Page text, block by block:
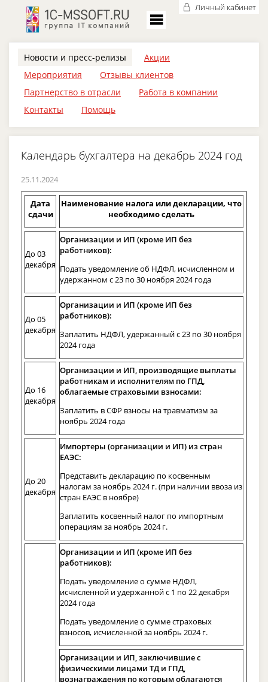
Личный кабинет
Новости и пресс-релизы
Акции
Мероприятия
Отзывы клиентов
Партнерство в отрасли
Работа в компании
Контакты
Помощь
Календарь бухгалтера на декабрь 2024 год
25.11.2024
Дата
сдачи
Наименование налога или декларации, что
необходимо сделать
До 03
декабря
Организации и ИП (кроме ИП без
работников):
Подать уведомление об НДФЛ, исчисленном и
удержанном с 23 по 30 ноября 2024 года
До 05
декабря
Организации и ИП (кроме ИП без
работников):
Заплатить НДФЛ, удержанный с 23 по 30 ноября
2024 года
До 16
декабря
Организации и ИП, производящие выплаты
работникам и исполнителям по ГПД,
облагаемые страховыми взносами:
Заплатить в СФР взносы на травматизм за
ноябрь 2024 года
До 20
декабря
Импортеры (организации и ИП) из стран
ЕАЭС:
Представить декларацию по косвенным
налогам за ноябрь 2024 г. (при наличии ввоза из
стран ЕАЭС в ноябре)
Заплатить косвенный налог по импортным
операциям за ноябрь 2024 г.
Организации и ИП (кроме ИП без
работников):
Подать уведомление о сумме НДФЛ,
исчисленной и удержанной с 1 по 22 декабря
2024 года
Подать уведомление о сумме страховых
взносов, исчисленной за ноябрь 2024 г.
Организации и ИП, заключившие с
физическими лицами ТД и ГПД,
вознаграждения по которым облагаются